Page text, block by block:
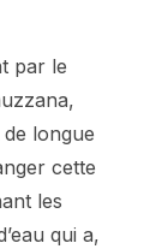
par le
longue
cette
les
qui a,